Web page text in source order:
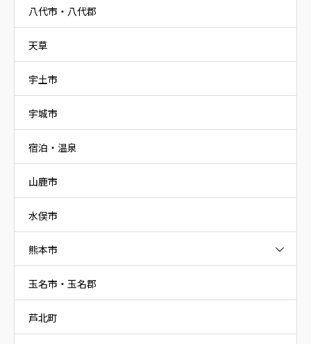
八代市・八代郡
天草
宇土市
宇城市
宿泊・温泉
山鹿市
水俣市
熊本市
玉名市・玉名郡
芦北町